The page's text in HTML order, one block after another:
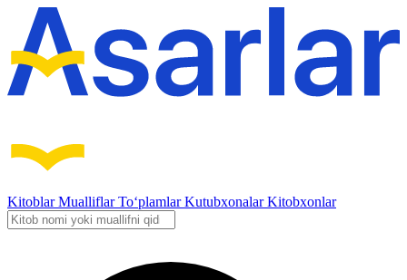
KitoblarMualliflarTo‘plamlarKutubxonalarKitobxonlar